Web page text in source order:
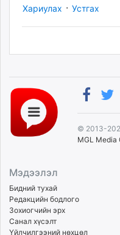
Хариулах · Устгах
© 2013-
MGL Media
Мэдээлэл
Бидний тухай
Редакцийн бодлого
Зохиогчийн эрх
Санал хүсэлт
Үйлчилгээний нөхцөл